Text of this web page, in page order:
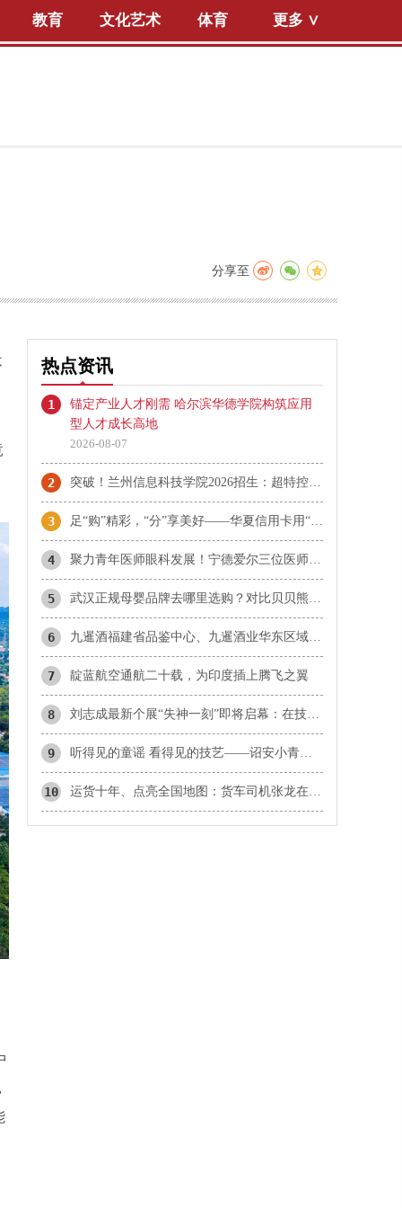
教育 文化艺术 体育 更多 ∨
分享至
热点资讯
1
锚定产业人才刚需 哈尔滨华德学院构筑应用
型人才成长高地
2026-08-07
2 突破！兰州信息科技学院2026招生：超特控线录取13人！
3 足“购”精彩，“分”享美好——华夏信用卡用“惠民”点亮夏日消费
4 ​聚力青年医师眼科发展！宁德爱尔三位医师当选市眼科青年学组成员
5 武汉正规母婴品牌去哪里选购？对比贝贝熊、爱婴坊、乐婴等本地品牌与孩子王
6 九暹酒福建省品鉴中心、九暹酒业华东区域福建省办事处：御隆艺术馆
7 靛蓝航空通航二十载，为印度插上腾飞之翼
8 刘志成最新个展“失神一刻”即将启幕：在技术理性时代，重新唤醒感知的诗意
9 听得见的童谣 看得见的技艺——诏安小青梅童声合唱团首登国家大剧院
10 运货十年、点亮全国地图：货车司机张龙在雪山草原听见生活的回响